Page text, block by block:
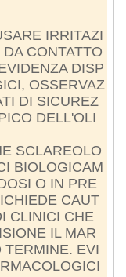
IRRITAZI
CONTATTO
DISP
OSSERVAZ
DI SICUREZ
DELL'OLI
SCLAREOLO
BIOLOGICAM
O IN PRE
CAUT
CLINICI CHE
IL MAR
TERMINE. EVI